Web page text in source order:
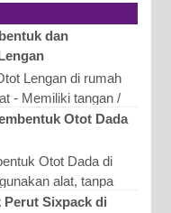
dan
Lengan di rumah
- Memiliki tangan /
dan atletis
Otot Dada
Otot Dada di
alat, tanpa
dada yang bidang
Perut Sixpack di